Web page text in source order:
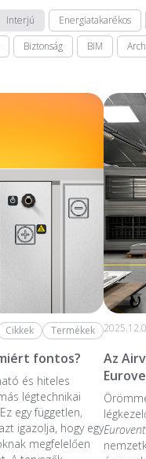
Interjú Energiatakarékos
Biztonság BIM
Cikkek Termékek
fontos?
és hiteles
légtechnikai
egy független,
igazolja, hogy egy
megfelelően
Az